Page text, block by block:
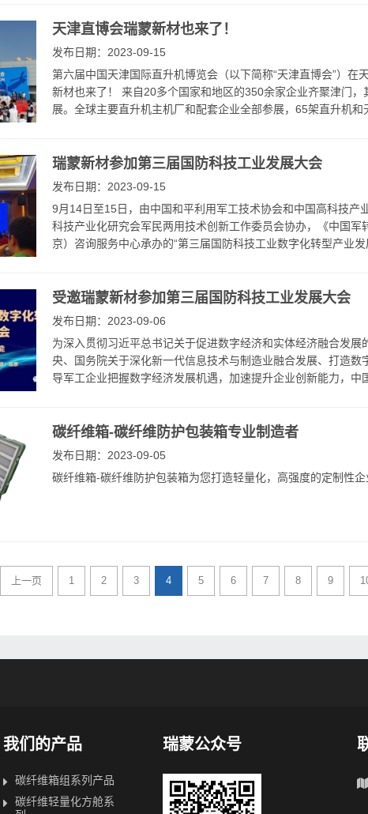
天津直博会瑞蒙新材也来了！
发布日期：2023-09-15
第六届中国天津国际直升机博览会（以下简称“天津直博会”）在
新材也来了！ 来自20多个国家和地区的350余家企业齐聚津门
展。全球主要直升机主机厂和配套企业全部参展，65架直升机和
瑞蒙新材参加第三届国防科技工业发展大会
发布日期：2023-09-15
9月14日至15日，由中国和平利用军工技术协会和中国高科技产
科技产业化研究会军民两用技术创新工作委员会协办，《中国军
京）咨询服务中心承办的“第三届国防科技工业数字化转型产业发
受邀瑞蒙新材参加第三届国防科技工业发展大会
发布日期：2023-09-06
为深入贯彻习近平总书记关于促进数字经济和实体经济融合发展
央、国务院关于深化新一代信息技术与制造业融合发展、打造数
导军工企业把握数字经济发展机遇，加速提升企业创新能力，中
碳纤维箱-碳纤维防护包装箱专业制造者
发布日期：2023-09-05
碳纤维箱-碳纤维防护包装箱为您打造轻量化，高强度的定制性
上一页 1 2 3 4 5 6 7 8 9
我们的产品
碳纤维箱组系列产品
碳纤维轻量化方舱系
瑞蒙公众号